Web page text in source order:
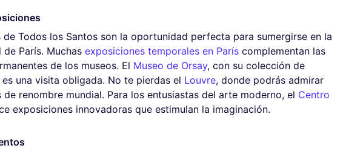
de Todos los Santos son la oportunidad perfecta para sumergirse en la
París. Muchas exposiciones temporales en París complementan las
de los museos. El Museo de Orsay, con su colección de
una visita obligada. No te pierdas el Louvre, donde podrás admirar
de renombre mundial. Para los entusiastas del arte moderno, el Centro
exposiciones innovadoras que estimulan la imaginación.